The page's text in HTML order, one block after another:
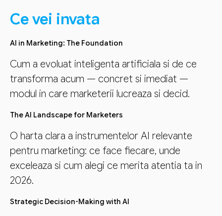
Ce vei invata
AI in Marketing: The Foundation
Cum a evoluat inteligenta artificiala si de ce
transforma acum — concret si imediat —
modul in care marketerii lucreaza si decid.
The AI Landscape for Marketers
O harta clara a instrumentelor AI relevante
pentru marketing: ce face fiecare, unde
exceleaza si cum alegi ce merita atentia ta in
2026.
Strategic Decision-Making with AI